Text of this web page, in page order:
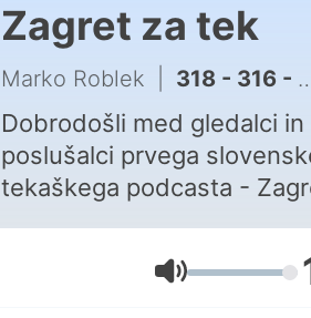
Zagret za tek
Marko Roblek 318 - 316 - Jože Kojc, HYROX, PRO kategorija, svetovni rekordi in napredek v zrelih letih
Dobrodošli med gledalci in
poslušalci prvega
tekaškega podcasta -
Roblek skupaj z gosti
poskušam biti
Volume